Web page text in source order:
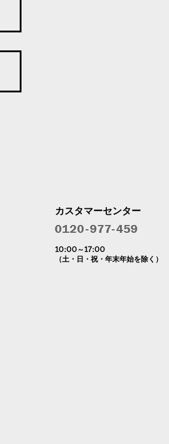
カスタマーセンター
10:00～17:00
（土・日・祝・年末年始を除く）